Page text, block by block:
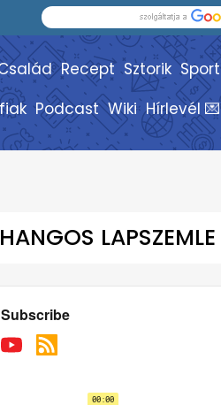
Recept Sztorik Sport
Podcast Wiki Hírlevél 💌
HANGOS LAPSZEMLE